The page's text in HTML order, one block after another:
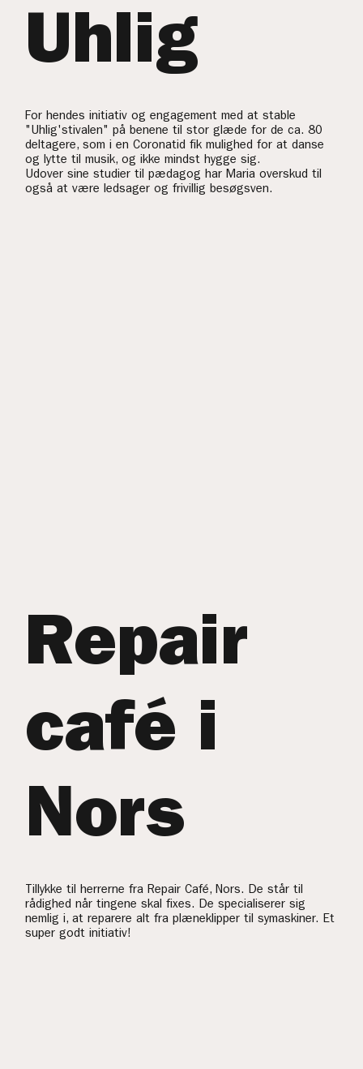
Uhlig
For hendes initiativ og engagement med at stable
"Uhlig'stivalen" på benene til stor glæde for de ca. 80
deltagere, som i en Coronatid fik mulighed for at danse
og lytte til musik, og ikke mindst hygge sig.
Udover sine studier til pædagog har Maria overskud til
også at være ledsager og frivillig besøgsven.
Repair
café i
Nors
Tillykke til herrerne fra Repair Café, Nors. De står til
rådighed når tingene skal fixes. De specialiserer sig
nemlig i, at reparere alt fra plæneklipper til symaskiner. Et
super godt initiativ!